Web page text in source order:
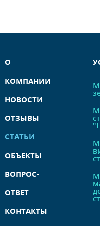
О
КОМПАНИИ
НОВОСТИ
ОТЗЫВЫ
СТАТЬИ
ОБЪЕКТЫ
ВОПРОС-
ОТВЕТ
КОНТАКТЫ